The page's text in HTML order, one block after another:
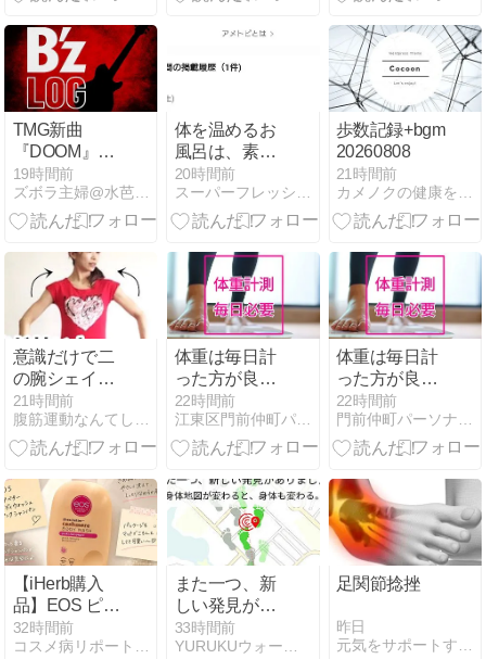
ナルジム
TMG新曲
『DOOM』が
映画『八つ墓
村』主題歌に
19時間前
ズボラ主婦@水芭蕉の日々徒然
体を温めるお
風呂は、素晴
らしいと解毒
は、大事。
20時間前
スーパーフレッシュ 114ｋｇからのダイエット
歩数記録+bgm
20260808
21時間前
カメノクの健康を目指す生活
意識だけで二
の腕シェイプ
☆二の腕痩せ
エクササイズ
の効果もアッ
21時間前
腹筋運動なんてしなくていい意識だけ美姿勢ダイエット
体重は毎日計
った方が良い
ですか？
22時間前
江東区門前仲町パーソナルトレーニング ダイエット・肩こり
体重は毎日計
った方が良い
ですか？
22時間前
門前仲町パーソナルジムHarmony Body
【iHerb購入
品】EOS ピン
クシャンパン
のボディウォ
32時間前
コスメ病リポート・・・ときどきトイプー
また一つ、新
しい発見があ
りました。
33時間前
YURUKUウォーク考案者Noriko＊楽で綺麗な体づくり
足関節捻挫
昨日
元気をサポートする集団のブログ